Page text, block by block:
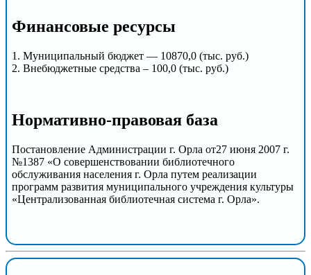
Финансовые ресурсы
1. Муниципальный бюджет — 10870,0 (тыс. руб.)
2. Внебюджетные средства – 100,0 (тыс. руб.)
Нормативно-правовая база
Постановление Администрации г. Орла от27 июня 2007 г.
№1387 «О совершенствовании библиотечного
обслуживания населения г. Орла путем реализации
программ развития муниципального учреждения культуры
«Централизованная библиотечная система г. Орла».